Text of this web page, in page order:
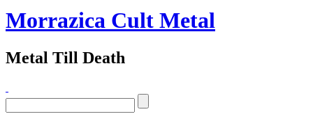
Morrazica Cult Metal
Metal Till Death